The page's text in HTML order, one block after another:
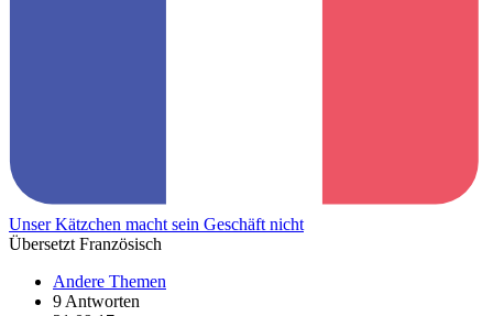
Unser Kätzchen macht sein Geschäft nicht
Übersetzt Französisch
Andere Themen
9 Antworten